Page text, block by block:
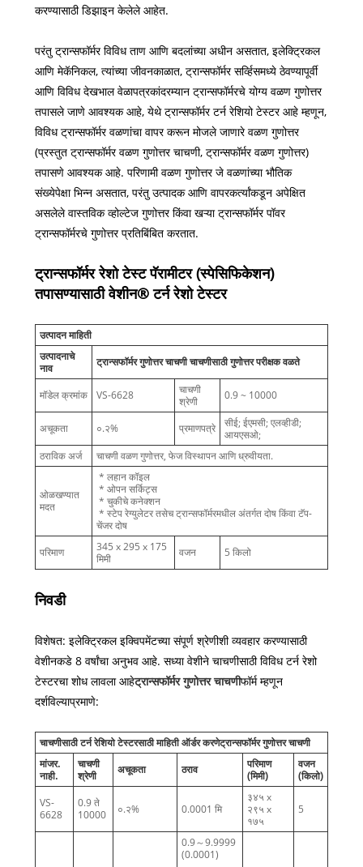
करण्यासाठी डिझाइन केलेले आहेत.
परंतु ट्रान्सफॉर्मर विविध ताण आणि बदलांच्या अधीन असतात, इलेक्ट्रिकल
आणि मेकॅनिकल, त्यांच्या जीवनकाळात, ट्रान्सफॉर्मर सर्व्हिसमध्ये ठेवण्यापूर्वी
आणि विविध देखभाल वेळापत्रकांदरम्यान ट्रान्सफॉर्मरचे योग्य वळण गुणोत्तर
तपासले जाणे आवश्यक आहे, येथे ट्रान्सफॉर्मर टर्न रेशियो टेस्टर आहे म्हणून,
विविध ट्रान्सफॉर्मर वळणांचा वापर करून मोजले जाणारे वळण गुणोत्तर
(प्रस्तुत ट्रान्सफॉर्मर वळण गुणोत्तर चाचणी, ट्रान्सफॉर्मर वळण गुणोत्तर)
तपासणे आवश्यक आहे. परिणामी वळण गुणोत्तर जे वळणांच्या भौतिक
संख्येपेक्षा भिन्न असतात, परंतु उत्पादक आणि वापरकर्त्यांकडून अपेक्षित
असलेले वास्तविक व्होल्टेज गुणोत्तर किंवा खऱ्या ट्रान्सफॉर्मर पॉवर
ट्रान्सफॉर्मरचे गुणोत्तर प्रतिबिंबित करतात.
ट्रान्सफॉर्मर रेशो टेस्ट पॅरामीटर (स्पेसिफिकेशन)
तपासण्यासाठी वेशीन® टर्न रेशो टेस्टर
उत्पादन माहिती
उत्पादनाचे
नाव
ट्रान्सफॉर्मर गुणोत्तर चाचणी चाचणीसाठी गुणोत्तर परीक्षक वळते
मॉडेल क्रमांक VS-6628
चाचणी
श्रेणी
0.9 ~ 10000
अचूकता ०.२% प्रमाणपत्रे
सीई; ईएमसी; एलव्हीडी;
आयएसओ;
ठराविक अर्ज
चाचणी वळण गुणोत्तर, फेज विस्थापन आणि ध्रुवीयता.
ओळखण्यात
मदत
* लहान कॉइल
* ओपन सर्किट्स
* चुकीचे कनेक्शन
* स्टेप रेग्युलेटर तसेच ट्रान्सफॉर्मरमधील अंतर्गत दोष किंवा टॅप-
चेंजर दोष
परिमाण
345 x 295 x 175
मिमी
वजन 5 किलो
निवडी
विशेषत: इलेक्ट्रिकल इक्विपमेंटच्या संपूर्ण श्रेणीशी व्यवहार करण्यासाठी
वेशीनकडे 8 वर्षांचा अनुभव आहे. सध्या वेशीने चाचणीसाठी विविध टर्न रेशो
टेस्टरचा शोध लावला आहेट्रान्सफॉर्मर गुणोत्तर चाचणीफॉर्म म्हणून
दर्शविल्याप्रमाणे:
चाचणीसाठी टर्न रेशियो टेस्टरसाठी माहिती ऑर्डर करणेट्रान्सफॉर्मर गुणोत्तर चाचणी
मांजर.
नाही.
चाचणी
श्रेणी
अचूकता ठराव
परिमाण
(मिमी)
वजन
(किलो)
VS-
6628
0.9 ते
10000
०.२% 0.0001 मि
३४५ x
२९५ x
१७५
5
0.9～9.9999
(0.0001)